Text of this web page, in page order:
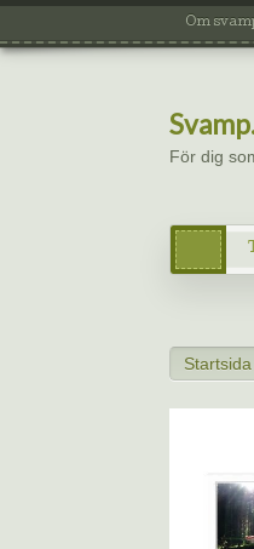
Om
För dig
Startsida